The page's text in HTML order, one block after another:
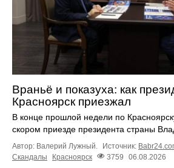
Враньё и показуха: как
Красноярск приезжал
В конце прошлой недели по
скором приезде президента страны
Автор: Валерий Лужный. Источник:
Скандалы
Красноярск 3759 06.08.2026